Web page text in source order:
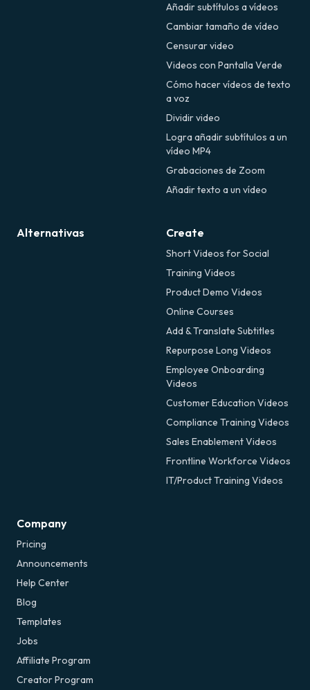
Añadir subtítulos a vídeos
Cambiar tamaño de vídeo
Censurar video
Videos con Pantalla Verde
Cómo hacer vídeos de texto
a voz
Dividir video
Logra añadir subtítulos a un
vídeo MP4
Grabaciones de Zoom
Añadir texto a un vídeo
Alternativas Create
Short Videos for Social
Training Videos
Product Demo Videos
Online Courses
Add & Translate Subtitles
Repurpose Long Videos
Employee Onboarding
Videos
Customer Education Videos
Compliance Training Videos
Sales Enablement Videos
Frontline Workforce Videos
IT/Product Training Videos
Company
Pricing
Announcements
Help Center
Blog
Templates
Jobs
Affiliate Program
Creator Program